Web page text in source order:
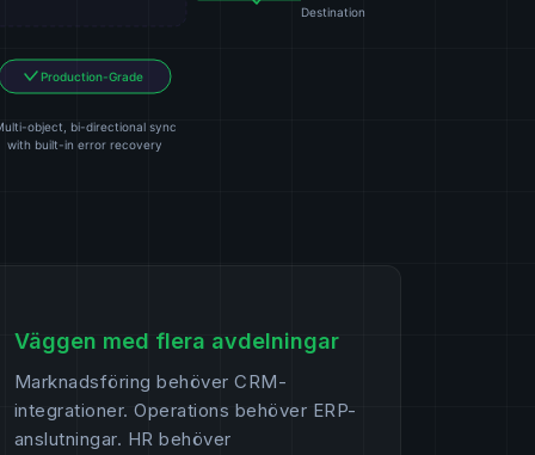
Väggen med flera avdelningar
Marknadsföring behöver CRM-
integrationer. Operations behöver ERP-
anslutningar. HR behöver